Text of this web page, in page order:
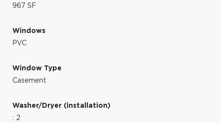
967 SF
Windows
PVC
Window Type
Casement
Washer/Dryer (installation)
: 2